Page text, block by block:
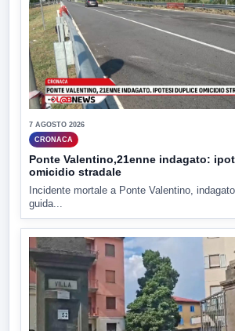
7 AGOSTO 2026
CRONACA
Ponte Valentino,21enne indagato:
omicidio stradale
Incidente mortale a Ponte Valentino,
guida...